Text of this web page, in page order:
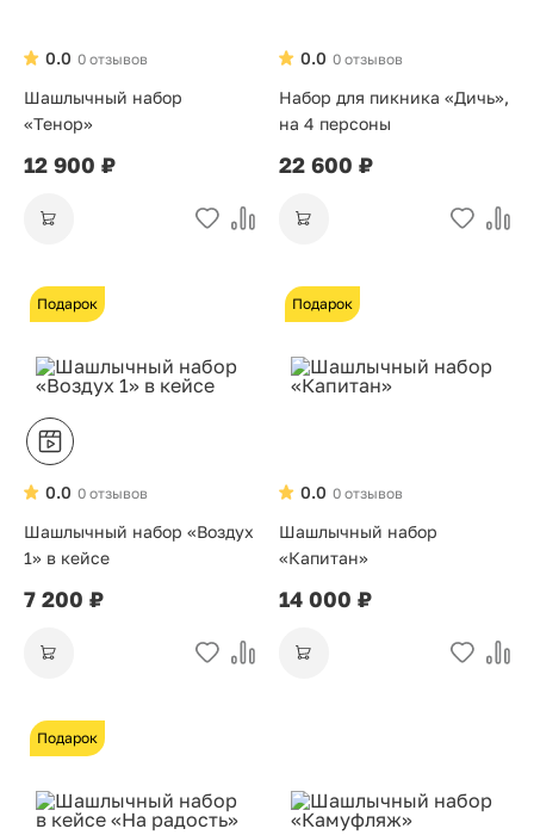
0 отзывов
0.0
Шашлычный набор
«Тенор»
12 900 ₽
0 отзывов
0.0
Набор для пикника «Дичь»,
на 4 персоны
22 600 ₽
Подарок
0 отзывов
0.0
Шашлычный набор «Воздух
1» в кейсе
7 200 ₽
Подарок
0 отзывов
0.0
Шашлычный набор
«Капитан»
14 000 ₽
Подарок